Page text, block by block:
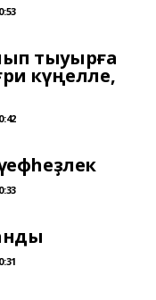
тыуырға
күңелле,